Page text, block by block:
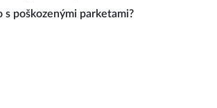
s poškozenými parketami?